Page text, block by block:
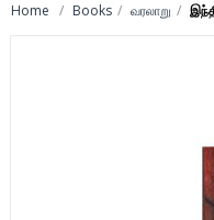
Home Books வரலாறு